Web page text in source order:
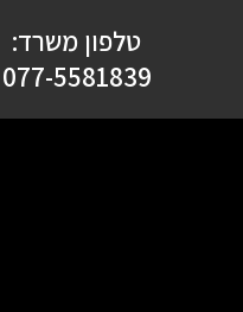
טלפון משרד:
077-5581839